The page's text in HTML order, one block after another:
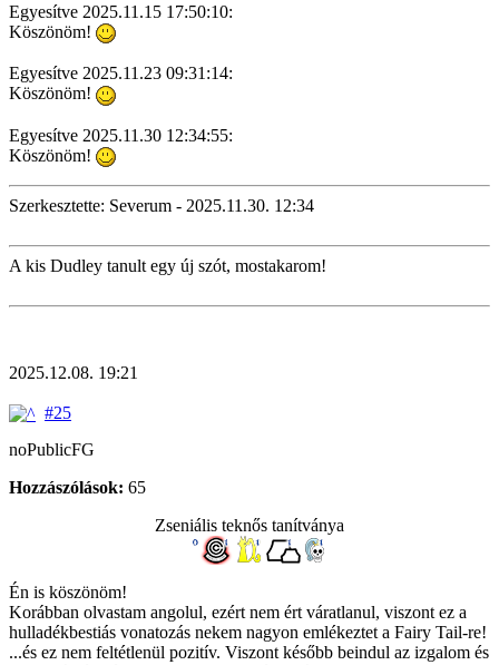
Egyesítve 2025.11.15 17:50:10:
Köszönöm!
Egyesítve 2025.11.23 09:31:14:
Köszönöm!
Egyesítve 2025.11.30 12:34:55:
Köszönöm!
Szerkesztette: Severum - 2025.11.30. 12:34
A kis Dudley tanult egy új szót, mostakarom!
2025.12.08. 19:21
#25
noPublicFG
Hozzászólások: 65
Zseniális teknős tanítványa
Én is köszönöm!
Korábban olvastam angolul, ezért nem ért váratlanul, viszont ez a
hulladékbestiás vonatozás nekem nagyon emlékeztet a Fairy Tail-re!
...és ez nem feltétlenül pozitív. Viszont később beindul az izgalom és